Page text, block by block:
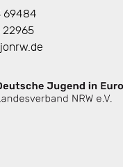
69484
22965